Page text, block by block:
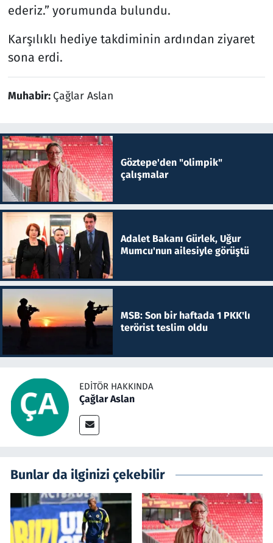
ederiz.” yorumunda bulundu.
Karşılıklı hediye takdiminin ardından ziyaret
sona erdi.
Muhabir: Çağlar Aslan
Göztepe'den "olimpik"
çalışmalar
Adalet Bakanı Gürlek, Uğur
Mumcu'nun ailesiyle görüştü
MSB: Son bir haftada 1 PKK'lı
terörist teslim oldu
EDITÖR HAKKINDA
Çağlar Aslan
Bunlar da ilginizi çekebilir